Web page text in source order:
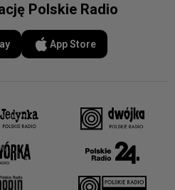
Polskie Radio
App Store